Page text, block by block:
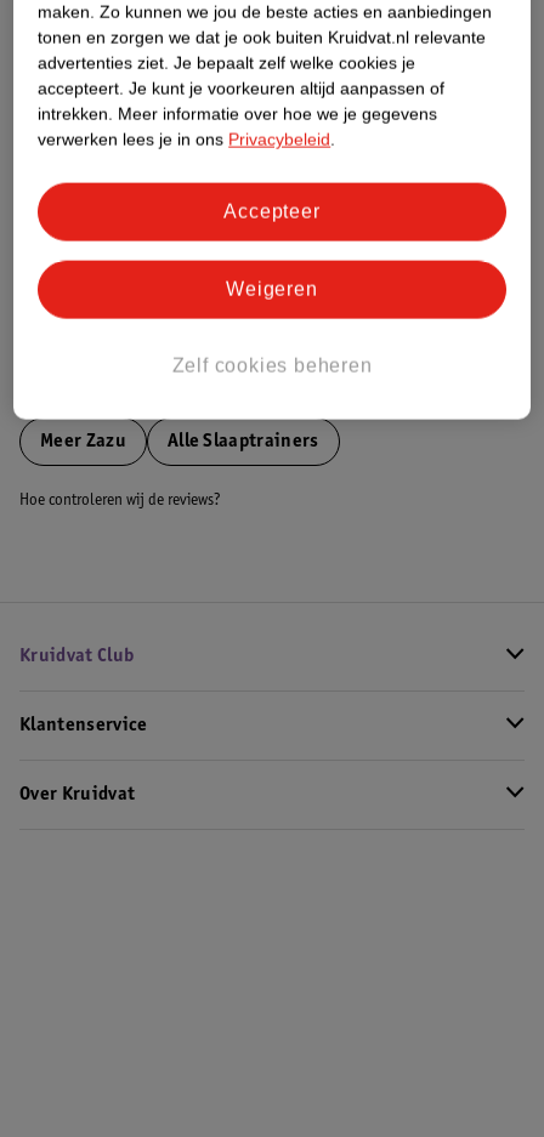
Etiketinformatie
Nature Impact Score
Dit product heeft (nog) geen Nature
Meer informatie
Bestel & Bezorginformatie
Meer Zazu Alle Slaaptrainers
Hoe controleren wij de reviews?
Kruidvat Club
Klantenservice
Over Kruidvat
maken. Zo kunnen we jou de beste acties en aanbiedingen
tonen en zorgen we dat je ook buiten Kruidvat.nl relevante
advertenties ziet. Je bepaalt zelf welke cookies je
accepteert. Je kunt je voorkeuren altijd aanpassen of
intrekken. Meer informatie over hoe we je gegevens
verwerken lees je in ons Privacybeleid.
Zelf cookies beheren
Weigeren
Accepteer